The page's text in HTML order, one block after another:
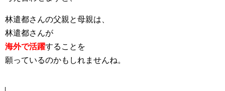
林遣都さんの父親と母親は、
林遣都さんが
海外で活躍することを
願っているのかもしれませんね。